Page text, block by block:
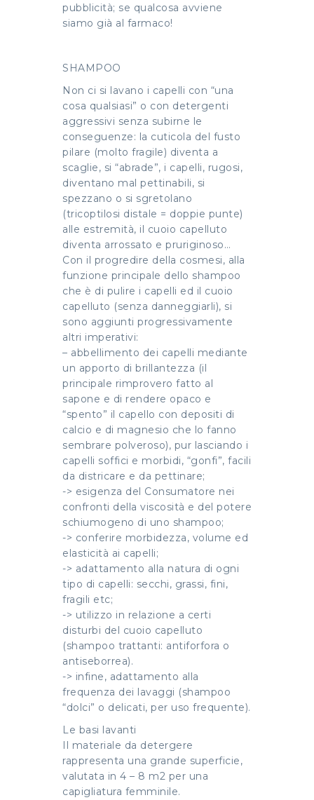
pubblicità; se qualcosa avviene
siamo già al farmaco!
SHAMPOO
Non ci si lavano i capelli con “una
cosa qualsiasi” o con detergenti
aggressivi senza subirne le
conseguenze: la cuticola del fusto
pilare (molto fragile) diventa a
scaglie, si “abrade”, i capelli, rugosi,
diventano mal pettinabili, si
spezzano o si sgretolano
(tricoptilosi distale = doppie punte)
alle estremità, il cuoio capelluto
diventa arrossato e pruriginoso…
Con il progredire della cosmesi, alla
funzione principale dello shampoo
che è di pulire i capelli ed il cuoio
capelluto (senza danneggiarli), si
sono aggiunti progressivamente
altri imperativi:
– abbellimento dei capelli mediante
un apporto di brillantezza (il
principale rimprovero fatto al
sapone e di rendere opaco e
“spento” il capello con depositi di
calcio e di magnesio che lo fanno
sembrare polveroso), pur lasciando i
capelli soffici e morbidi, “gonfi”, facili
da districare e da pettinare;
-> esigenza del Consumatore nei
confronti della viscosità e del potere
schiumogeno di uno shampoo;
-> conferire morbidezza, volume ed
elasticità ai capelli;
-> adattamento alla natura di ogni
tipo di capelli: secchi, grassi, fini,
fragili etc;
-> utilizzo in relazione a certi
disturbi del cuoio capelluto
(shampoo trattanti: antiforfora o
antiseborrea).
-> infine, adattamento alla
frequenza dei lavaggi (shampoo
“dolci” o delicati, per uso frequente).
Le basi lavanti
Il materiale da detergere
rappresenta una grande superficie,
valutata in 4 – 8 m2 per una
capigliatura femminile.